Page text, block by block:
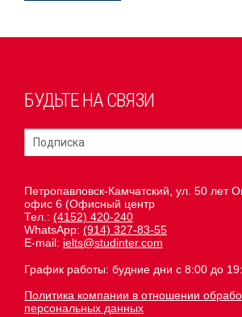
БУДЬТЕ НА СВЯЗИ
Петропавловск-Камчатский, ул. 50 лет
офис 6 (Офисный центр
Тел.: (4152) 420-240
WhatsApp: (914) 327-83-55
E-mail: ielts@studinter.com
График работы: будние дни с 8:00 до
Политика компании в отношении
персональных данных